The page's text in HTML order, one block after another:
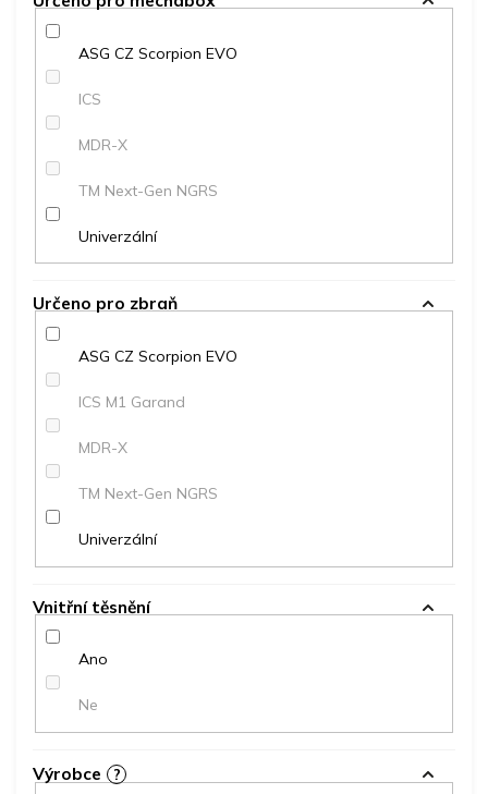
ASG CZ Scorpion EVO
ICS
MDR-X
TM Next-Gen NGRS
Univerzální
Určeno pro zbraň
ASG CZ Scorpion EVO
ICS M1 Garand
MDR-X
TM Next-Gen NGRS
Univerzální
Vnitřní těsnění
Ano
Ne
Výrobce ?